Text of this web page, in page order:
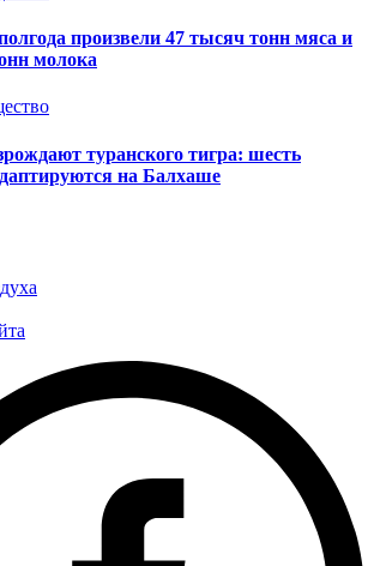
произвели 47 тысяч тонн мяса и
молока
туранского тигра: шесть
на Балхаше